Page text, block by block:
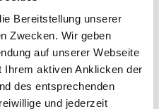
Bereitstellung unserer
Zwecken. Wir geben
auf unserer Webseite
Ihrem aktiven Anklicken der
des entsprechenden
und jederzeit